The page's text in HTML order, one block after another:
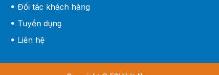
Đối tác khách hàng
Tuyển dụng
Liên hệ